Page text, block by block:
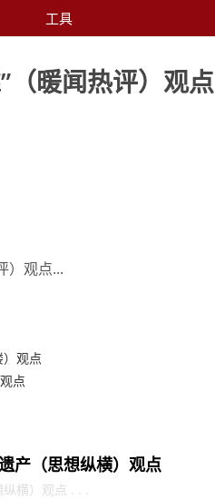
工具
（暖闻热评）观点
）观点...
观点
点
产（思想纵横）观点
横）观点 . . .